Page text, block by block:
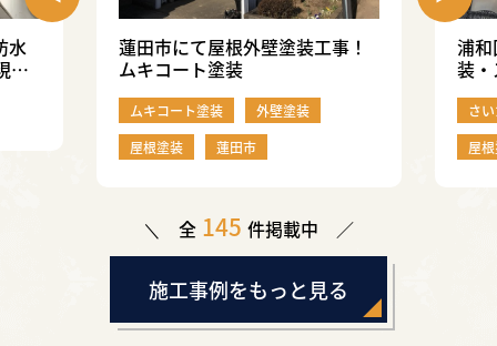
水
蓮田市にて屋根外壁塗装工事！
ムキコート塗装
ムキコート塗装
外壁塗装
屋根塗装
蓮田市
浦
装
さ
屋
全 145 件掲載中
施工事例をもっと見る